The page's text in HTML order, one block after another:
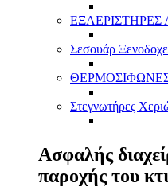
Σεσουάρ
Στεγνωτήρες
Ασφαλής
παροχής του